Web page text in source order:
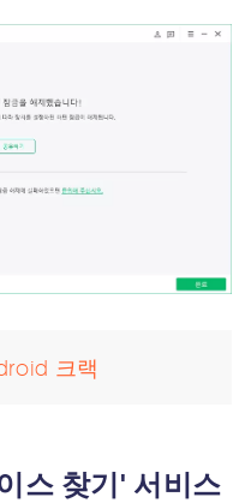
크랙
스 찾기' 서비스